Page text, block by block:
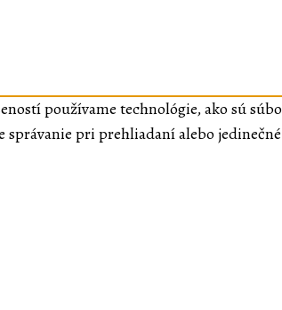
používame technológie, ako sú
správanie pri prehliadaní alebo